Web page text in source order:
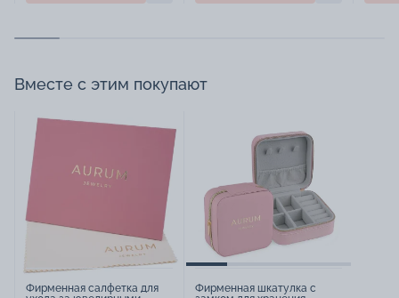
Вместе с этим покупают
Фирменная салфетка для
Фирменная шкатулка с